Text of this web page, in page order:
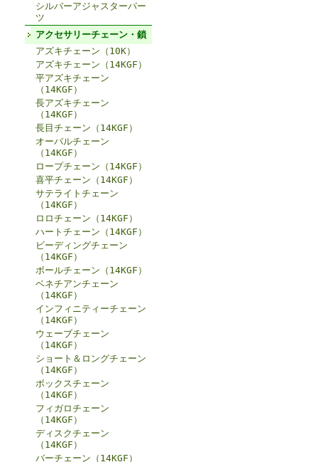
シルバーアジャスターパー
ツ
アクセサリーチェーン・鎖
アズキチェーン（10K）
アズキチェーン（14KGF）
平アズキチェーン
（14KGF）
長アズキチェーン
（14KGF）
長目チェーン（14KGF）
オーバルチェーン
（14KGF）
ロープチェーン（14KGF）
喜平チェーン（14KGF）
サテライトチェーン
（14KGF）
ロロチェーン（14KGF）
ハートチェーン（14KGF）
ビーディングチェーン
（14KGF）
ボールチェーン（14KGF）
ベネチアンチェーン
（14KGF）
インフィニティーチェーン
（14KGF）
ウェーブチェーン
（14KGF）
ショート＆ロングチェーン
（14KGF）
ボックスチェーン
（14KGF）
フィガロチェーン
（14KGF）
ディスクチェーン
（14KGF）
バーチェーン（14KGF）